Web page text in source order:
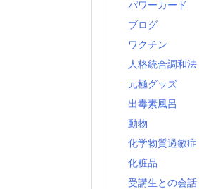
パワーカード
ブログ
ワクチン
人格統合調和法
元極グッズ
出毒素風呂
動物
化学物質過敏症
化粧品
受講生との会話